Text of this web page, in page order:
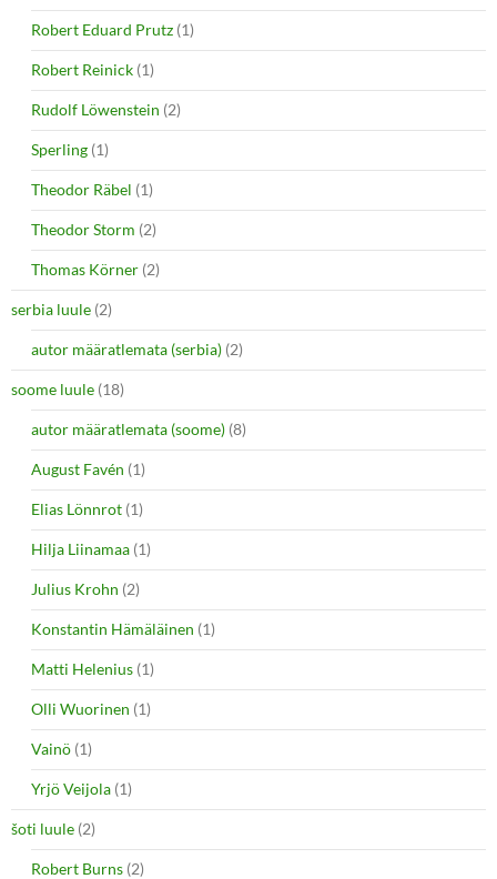
Robert Eduard Prutz (1)
Robert Reinick (1)
Rudolf Löwenstein (2)
Sperling (1)
Theodor Räbel (1)
Theodor Storm (2)
Thomas Körner (2)
serbia luule (2)
autor määratlemata (serbia) (2)
soome luule (18)
autor määratlemata (soome) (8)
August Favén (1)
Elias Lönnrot (1)
Hilja Liinamaa (1)
Julius Krohn (2)
Konstantin Hämäläinen (1)
Matti Helenius (1)
Olli Wuorinen (1)
Vainö (1)
Yrjö Veijola (1)
šoti luule (2)
Robert Burns (2)